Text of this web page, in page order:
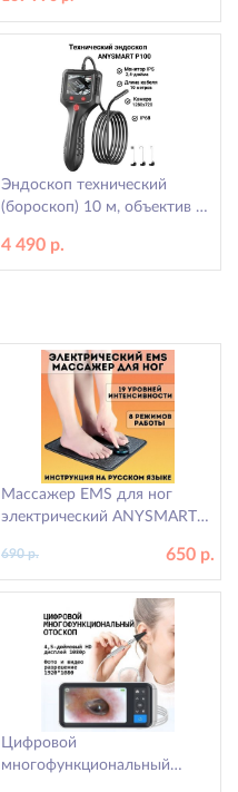
м
Эндоскоп технический
(бороскоп) 10 м, объектив 8
4 490 р.
Массажер EMS для ног
электрический ANYSMART
650 р.
690 р.
Цифровой
многофункциональный